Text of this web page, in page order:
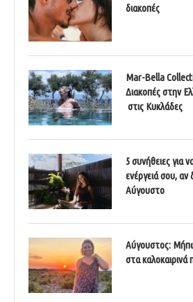
διακοπές
Mar-Bella
Διακοπές στην
στις Κυκλάδες
5 συνήθειες για
ενέργειά σου, αν
Αύγουστο
Αύγουστος:
στα καλοκαιρινά